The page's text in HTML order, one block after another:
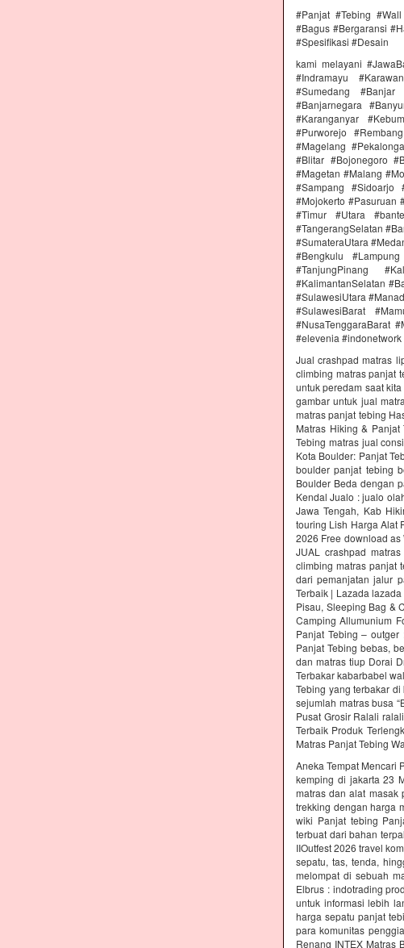
#Panjat #Tebing
#Bagus #Bergaransi
#Spesifikasi #Desain
kami melayani
#Indramayu
#Sumedang
#Banjarnegara
#Karanganyar
#Purworejo
#Magelang
#Blitar #Bojonegoro
#Magetan #Malang
#Sampang #Sidoarjo
#Mojokerto #Pasuruan
#Timur #Utara
#TangerangSelatan
#SumateraUtara
#Bengkulu
#TanjungPinang
#KalimantanSelatan
#SulawesiUtara
#SulawesiBarat
#NusaTenggaraBarat
#elevenia #indonetwork
Jual crashpad matras
climbing matras panjat
untuk peredam saat
gambar untuk jual
matras panjat tebing
Matras Hiking &
Tebing matras jual
Kota Boulder: Panjat
boulder panjat tebing
Boulder Beda dengan
Kendal Jualo : jualo
Jawa Tengah, Kab
touring Lish Harga Alat
2026 Free download
JUAL crashpad
climbing matras panjat
dari pemanjatan jalur
Terbaik | Lazada
Pisau, Sleeping Bag &
Camping Allumunium
Panjat Tebing –
Panjat Tebing bebas,
dan matras tiup Dorai
Terbakar kabarbabel
Tebing yang terbakar
sejumlah matras busa
Pusat Grosir Ralali‎
Terbaik Produk
Matras Panjat Tebing
Aneka Tempat Mencari
kemping di jakarta 23
matras dan alat masak
trekking dengan harga
wiki Panjat tebing
terbuat dari bahan
IIOutfest 2026 travel
sepatu, tas, tenda,
melompat di sebuah
Elbrus : indotrading
untuk informasi lebih
harga sepatu panjat
para komunitas
Renang INTEX Matras